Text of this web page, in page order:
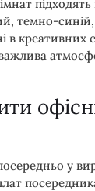
підходять
темно-синій,
в креативних
у